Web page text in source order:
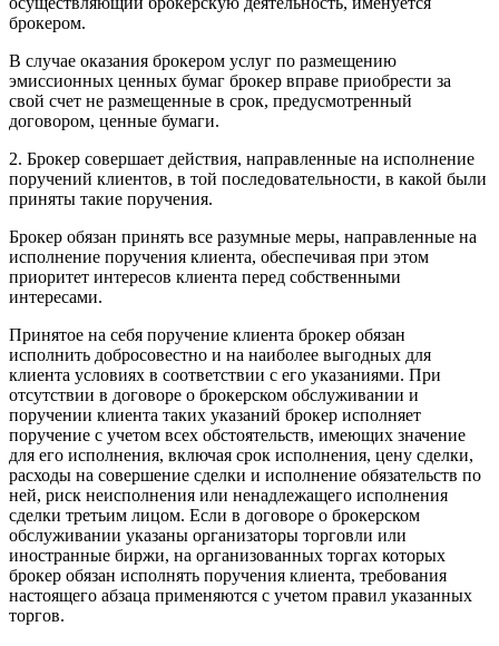
брокером.
В случае оказания брокером услуг по размещению
эмиссионных ценных бумаг брокер вправе приобрести за
свой счет не размещенные в срок, предусмотренный
договором, ценные бумаги.
2. Брокер совершает действия, направленные на исполнение
поручений клиентов, в той последовательности, в какой были
приняты такие поручения.
Брокер обязан принять все разумные меры, направленные на
исполнение поручения клиента, обеспечивая при этом
приоритет интересов клиента перед собственными
интересами.
Принятое на себя поручение клиента брокер обязан
исполнить добросовестно и на наиболее выгодных для
клиента условиях в соответствии с его указаниями. При
отсутствии в договоре о брокерском обслуживании и
поручении клиента таких указаний брокер исполняет
поручение с учетом всех обстоятельств, имеющих значение
для его исполнения, включая срок исполнения, цену сделки,
расходы на совершение сделки и исполнение обязательств по
ней, риск неисполнения или ненадлежащего исполнения
сделки третьим лицом. Если в договоре о брокерском
обслуживании указаны организаторы торговли или
иностранные биржи, на организованных торгах которых
брокер обязан исполнять поручения клиента, требования
настоящего абзаца применяются с учетом правил указанных
торгов.